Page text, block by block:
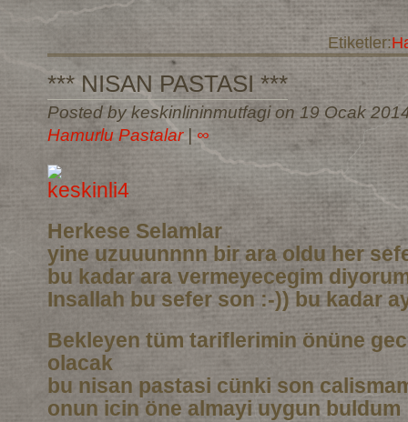
Etiketler:
*** NISAN PASTASI ***
Posted by keskinlininmutfagi on 19 Ocak
Hamurlu Pastalar |∞
Herkese Selamlar
yine uzuuunnnn bir ara oldu her
bu kadar ara vermeyecegim
Insallah bu sefer son :-)) bu kadar
Bekleyen tüm tariflerimin önüne
olacak
bu nisan pastasi cünki son
onun icin öne almayi uygun buldum